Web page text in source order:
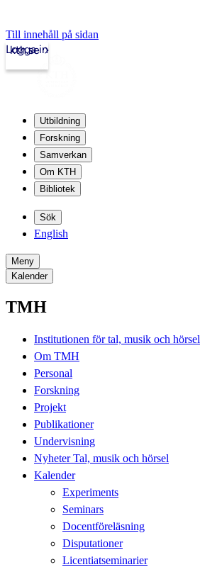
Till innehåll på sidan
kth.se
Logga in
Utbildning
Forskning
Samverkan
Om KTH
Bibliotek
Sök
English
Meny
Kalender
TMH
Institutionen för tal, musik och hörsel
Om TMH
Personal
Forskning
Projekt
Publikationer
Undervisning
Nyheter Tal, musik och hörsel
Kalender
Experiments
Seminars
Docentföreläsning
Disputationer
Licentiatseminarier